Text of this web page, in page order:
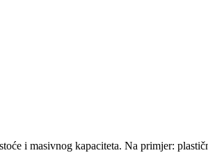
i masivnog kapaciteta. Na primjer: